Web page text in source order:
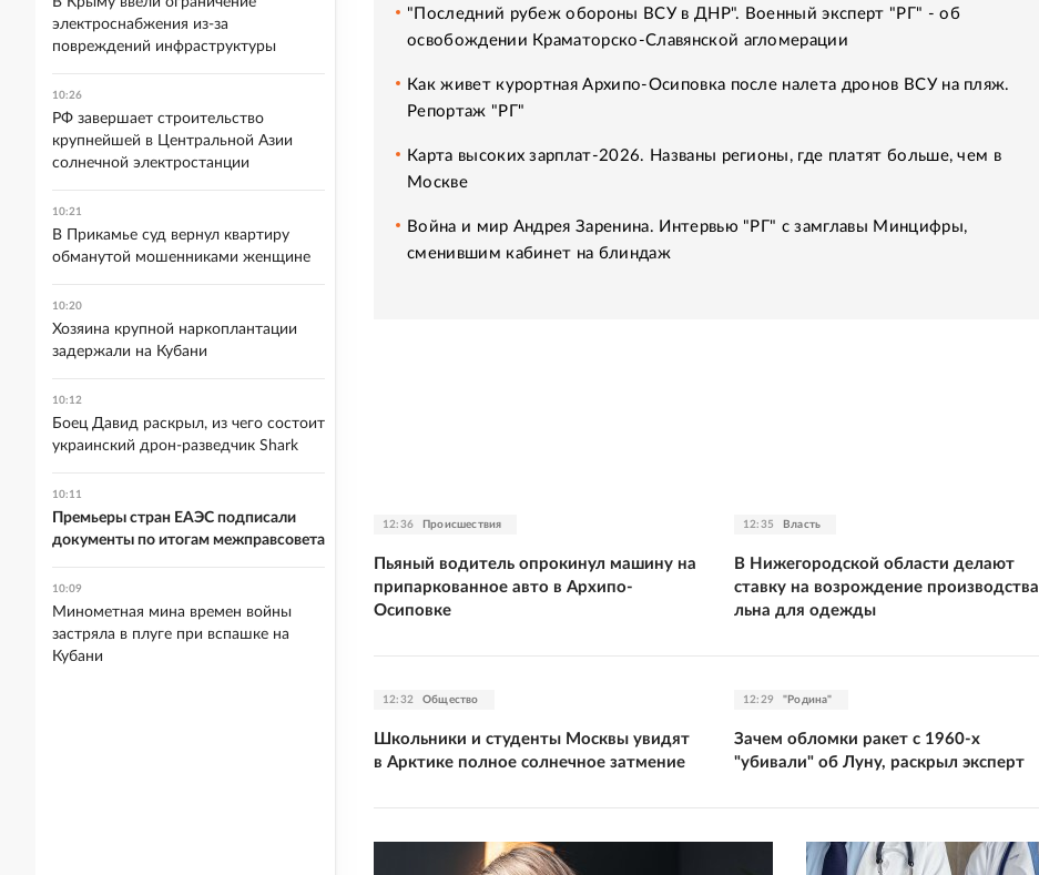
"Последний рубеж обороны ВСУ в ДНР". Военный эксперт "РГ" - об
освобождении Краматорско-Славянской агломерации
Как живет курортная Архипо-Осиповка после налета дронов ВСУ на пляж.
Репортаж "РГ"
Карта высоких зарплат-2026. Названы регионы, где платят больше, чем в
Москве
Война и мир Андрея Заренина. Интервью "РГ" с замглавы Минцифры,
сменившим кабинет на блиндаж
12:36 Происшествия
Пьяный водитель опрокинул машину на
припаркованное авто в Архипо-
Осиповке
12:35 Власть
В Нижегородской области делают
ставку на возрождение производства
льна для одежды
12:32 Общество
Школьники и студенты Москвы увидят
в Арктике полное солнечное затмение
12:29 "Родина"
Зачем обломки ракет с 1960-х
"убивали" об Луну, раскрыл эксперт
электроснабжения из-за
повреждений инфраструктуры
10:26
РФ завершает строительство
крупнейшей в Центральной Азии
солнечной электростанции
10:21
В Прикамье суд вернул квартиру
обманутой мошенниками женщине
10:20
Хозяина крупной наркоплантации
задержали на Кубани
10:12
Боец Давид раскрыл, из чего состоит
украинский дрон-разведчик Shark
10:11
Премьеры стран ЕАЭС подписали
документы по итогам межправсовета
10:09
Минометная мина времен войны
застряла в плуге при вспашке на
Кубани